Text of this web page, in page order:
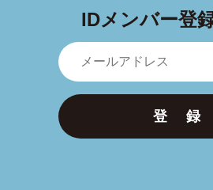
IDメンバー登
登 録